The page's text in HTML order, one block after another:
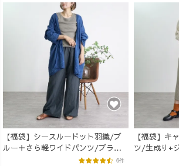
【福袋】シースルードット羽織/ブ
ルー＋さら軽ワイドパンツ/ブラッ
6件
【福袋】キ
ツ/生成り+